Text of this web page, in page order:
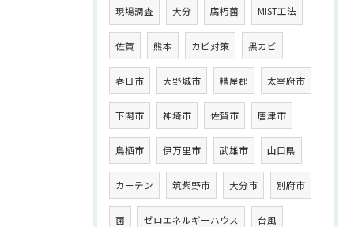
現場調査 大分 腐朽菌 MIST工法
佐賀 熊本 カビ対策 黒カビ
春日市 大野城市 糟屋郡 太宰府市
下関市 神埼市 佐賀市 唐津市
鳥栖市 伊万里市 武雄市 山口県
カーテン 筑紫野市 大分市 別府市
菌 ゼロエネルギーハウス 台風